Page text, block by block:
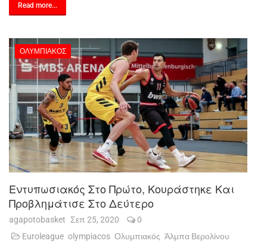
Read more...
ΟΛΥΜΠΙΑΚΌΣ
Εντυπωσιακός Στο Πρώτο, Κουράστηκε Και
Προβλημάτισε Στο Δεύτερο
agapotobasket Σεπ 25, 2020
0
Euroleague olympiacos Ολυμπιακός Άλμπα Βερολίνου